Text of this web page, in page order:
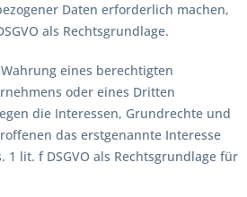
Daten erforderlich machen,
als Rechtsgrundlage.
eines berechtigten
oder eines Dritten
die Interessen, Grundrechte und
das erstgenannte Interesse
1 lit. f DSGVO als Rechtsgrundlage für